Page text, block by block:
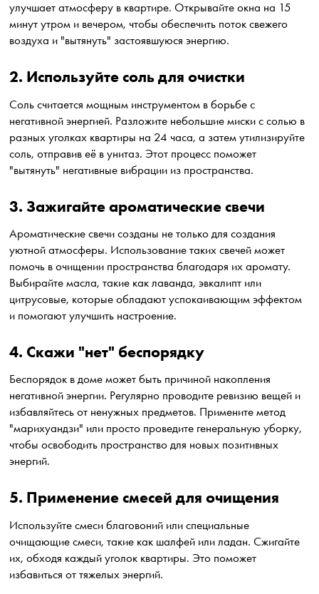
улучшает атмосферу в квартире. Открывайте окна на 15
минут утром и вечером, чтобы обеспечить поток свежего
воздуха и "вытянуть" застоявшуюся энергию.
2. Используйте соль для очистки
Соль считается мощным инструментом в борьбе с
негативной энергией. Разложите небольшие миски с солью в
разных уголках квартиры на 24 часа, а затем утилизируйте
соль, отправив её в унитаз. Этот процесс поможет
"вытянуть" негативные вибрации из пространства.
3. Зажигайте ароматические свечи
Ароматические свечи созданы не только для создания
уютной атмосферы. Использование таких свечей может
помочь в очищении пространства благодаря их аромату.
Выбирайте масла, такие как лаванда, эвкалипт или
цитрусовые, которые обладают успокаивающим эффектом
и помогают улучшить настроение.
4. Скажи "нет" беспорядку
Беспорядок в доме может быть причиной накопления
негативной энергии. Регулярно проводите ревизию вещей и
избавляйтесь от ненужных предметов. Примените метод
"марихуандзи" или просто проведите генеральную уборку,
чтобы освободить пространство для новых позитивных
энергий.
5. Применение смесей для очищения
Используйте смеси благовоний или специальные
очищающие смеси, такие как шалфей или ладан. Сжигайте
их, обходя каждый уголок квартиры. Это поможет
избавиться от тяжелых энергий.